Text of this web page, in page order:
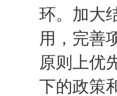
环。加大
用，完善
原则上优
下的政策